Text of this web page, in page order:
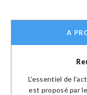
A
L'essentiel de
est proposé par